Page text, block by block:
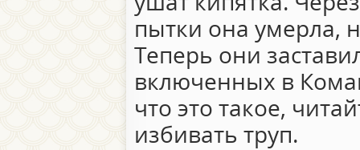
пытки она умерла,
Теперь они
включенных в
что это такое,
избивать труп.